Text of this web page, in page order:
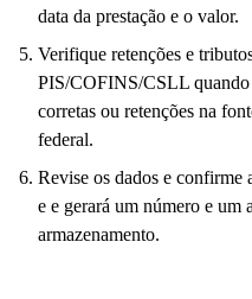
data da prestação e o valor.
Verifique retenções e
PIS/COFINS/CSLL
corretas ou retenções na
federal.
Revise os dados e confirme
e e gerará um número e
armazenamento.